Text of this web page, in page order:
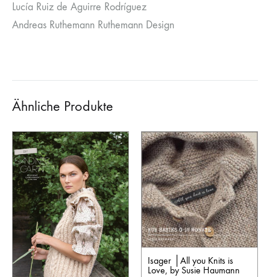
Lucía Ruiz de Aguirre Rodríguez
Andreas Ruthemann Ruthemann Design
Ähnliche Produkte
Isager │All you Knits is
Love, by Susie Haumann